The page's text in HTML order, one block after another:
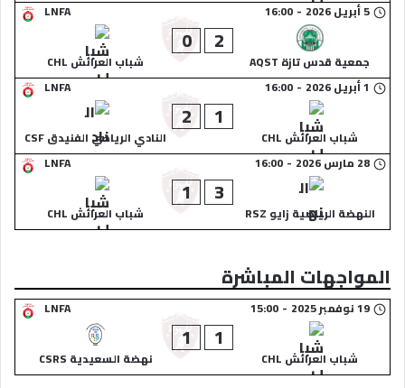
LNFA
5 أبريل 2026 -
16:00
جمعية قدس تازة AQST
2
0
شباب العرائش CHL
LNFA
1 أبريل 2026 -
16:00
شباب العرائش CHL
1
2
النادي الرياضي الفنيدق CSF
LNFA
28 مارس 2026 -
16:00
النهضة الرياضية زايو RSZ
3
1
شباب العرائش CHL
المواجهات المباشرة
LNFA 19 نوفمبر 2025 -
15:00
شباب العرائش CHL
1
1
نهضة السعيدية CSRS